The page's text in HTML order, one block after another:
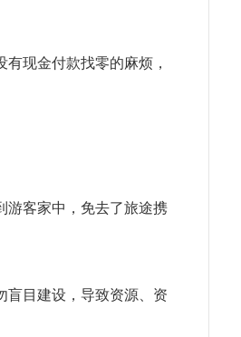
现金付款找零的麻烦，
游客家中，免去了旅途携
盲目建设，导致资源、资